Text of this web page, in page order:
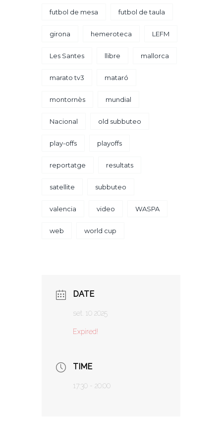
futbol de mesa futbol de taula
girona hemeroteca LEFM
Les Santes llibre mallorca
marato tv3 mataró
montornès mundial
Nacional old subbuteo
play-offs playoffs
reportatge resultats
satellite subbuteo
valencia video WASPA
web world cup
DATE
set. 10 2025
Expired!
TIME
17:30 - 20:00